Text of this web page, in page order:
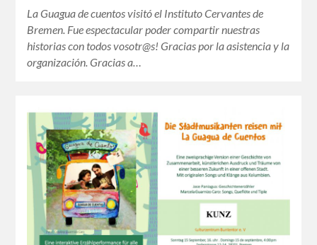
La Guagua de cuentos visitó el Instituto Cervantes de
Bremen. Fue espectacular poder compartir nuestras
historias con todos vosotr@s! Gracias por la asistencia y la
organización. Gracias a…